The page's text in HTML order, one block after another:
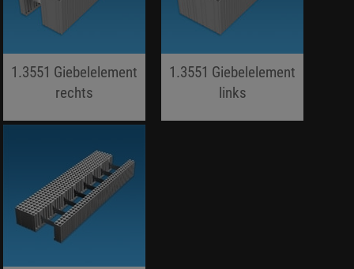
1.3551 Giebelelement
rechts
1.3551 Giebelelement
links